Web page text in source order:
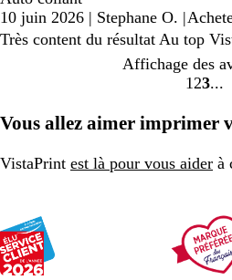
10 juin 2026 | Stephane O. |
Très content du résultat Au top
Affichage des
la
1
la
2
la
3
Vous allez aimer imprimer
VistaPrint est là pour vous aider à